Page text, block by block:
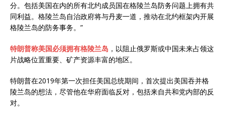
分。包括美国在内的所有北约成员国在格陵兰岛防务问题上拥有共
同利益。格陵兰岛自治政府将与丹麦一道，推动在北约框架内开展
格陵兰岛的防务事务。”
特朗普称美国必须拥有格陵兰岛 ，以阻止俄罗斯或中国未来占领这
片战略位置重要、矿产资源丰富的地区。
特朗普在2019年第一次担任美国总统期间，首次提出美国吞并格
陵兰岛的想法，尽管他在华府面临反对，包括来自共和党内部的反
对。